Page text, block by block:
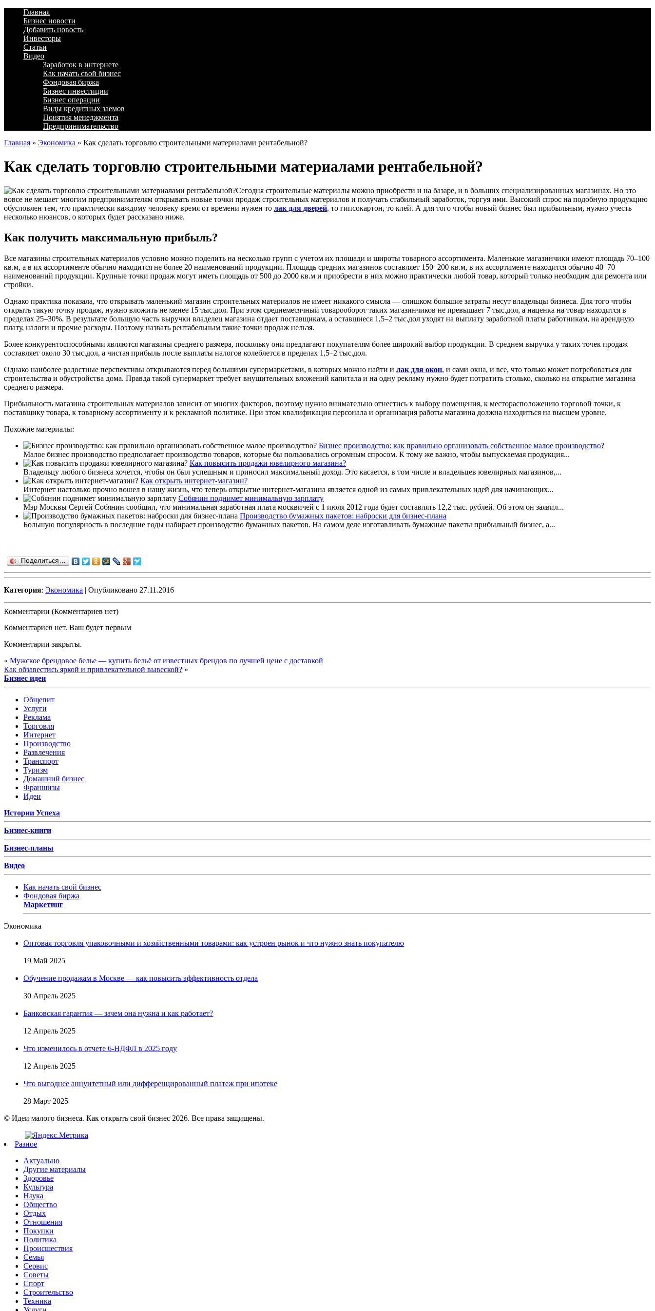
Главная
Бизнес новости
Добавить новость
Инвесторы
Статьи
Видео
Заработок в интернете
Как начать свой бизнес
Фондовая биржа
Бизнес инвестиции
Бизнес операции
Виды кредитных заемов
Понятия менеджмента
Предпринимательство
Главная » Экономика » Как сделать торговлю строительными материалами рентабельной?
Как сделать торговлю строительными материалами рентабельной?
Сегодня строительные материалы можно приобрести и на базаре, и в больших специализированных магазинах. Но это
вовсе не мешает многим предпринимателям открывать новые точки продаж строительных материалов и получать стабильный заработок, торгуя ими. Высокий спрос на подобную продукцию
обусловлен тем, что практически каждому человеку время от времени нужен то лак для дверей, то гипсокартон, то клей. А для того чтобы новый бизнес был прибыльным, нужно учесть
несколько нюансов, о которых будет рассказано ниже.
Как получить максимальную прибыль?
Все магазины строительных материалов условно можно поделить на несколько групп с учетом их площади и широты товарного ассортимента. Маленькие магазинчики имеют площадь 70–100
кв.м, а в их ассортименте обычно находится не более 20 наименований продукции. Площадь средних магазинов составляет 150–200 кв.м, в их ассортименте находится обычно 40–70
наименований продукции. Крупные точки продаж могут иметь площадь от 500 до 2000 кв.м и приобрести в них можно практически любой товар, который только необходим для ремонта или
стройки.
Однако практика показала, что открывать маленький магазин строительных материалов не имеет никакого смысла — слишком большие затраты несут владельцы бизнеса. Для того чтобы
открыть такую точку продаж, нужно вложить не менее 15 тыс.дол. При этом среднемесячный товарооборот таких магазинчиков не превышает 7 тыс.дол, а наценка на товар находится в
пределах 25–30%. В результате большую часть выручки владелец магазина отдает поставщикам, а оставшиеся 1,5–2 тыс.дол уходят на выплату заработной платы работникам, на арендную
плату, налоги и прочие расходы. Поэтому назвать рентабельным такие точки продаж нельзя.
Более конкурентоспособными являются магазины среднего размера, поскольку они предлагают покупателям более широкий выбор продукции. В среднем выручка у таких точек продаж
составляет около 30 тыс.дол, а чистая прибыль после выплаты налогов колеблется в пределах 1,5–2 тыс.дол.
Однако наиболее радостные перспективы открываются перед большими супермаркетами, в которых можно найти и лак для окон, и сами окна, и все, что только может потребоваться для
строительства и обустройства дома. Правда такой супермаркет требует внушительных вложений капитала и на одну рекламу нужно будет потратить столько, сколько на открытие магазина
среднего размера.
Прибыльность магазина строительных материалов зависит от многих факторов, поэтому нужно внимательно отнестись к выбору помещения, к месторасположению торговой точки, к
поставщику товара, к товарному ассортименту и к рекламной политике. При этом квалификация персонала и организация работы магазина должна находиться на высшем уровне.
Похожие материалы:
Бизнес производство: как правильно организовать собственное малое производство?
Малое бизнес производство предполагает производство товаров, которые бы пользовались огромным спросом. К тому же важно, чтобы выпускаемая продукция...
Как повысить продажи ювелирного магазина?
Владельцу любого бизнеса хочется, чтобы он был успешным и приносил максимальный доход. Это касается, в том числе и владельцев ювелирных магазинов,...
Как открыть интернет-магазин?
Интернет настолько прочно вошел в нашу жизнь, что теперь открытие интернет-магазина является одной из самых привлекательных идей для начинающих...
Собянин поднимет минимальную зарплату
Мэр Москвы Сергей Собянин сообщил, что минимальная заработная плата москвичей с 1 июля 2012 года будет составлять 12,2 тыс. рублей. Об этом он заявил...
Производство бумажных пакетов: наброски для бизнес-плана
Большую популярность в последние годы набирает производство бумажных пакетов. На самом деле изготавливать бумажные пакеты прибыльный бизнес, а...
Поделиться…
Категория: Экономика | Опубликовано 27.11.2016
Комментарии (Комментариев нет)
Комментариев нет. Ваш будет первым
Комментарии закрыты.
« Мужское брендовое белье — купить бельё от известных брендов по лучшей цене с доставкой
Как обзавестись яркой и привлекательной вывеской? »
Бизнес идеи
Общепит
Услуги
Реклама
Торговля
Интернет
Производство
Развлечения
Транспорт
Туризм
Домашний бизнес
Франшизы
Идеи
Истории Успеха
Бизнес-книги
Бизнес-планы
Видео
Как начать свой бизнес
Фондовая биржа
Маркетинг
Экономика
Оптовая торговля упаковочными и хозяйственными товарами: как устроен рынок и что нужно знать покупателю
19 Май 2025
Обучение продажам в Москве — как повысить эффективность отдела
30 Апрель 2025
Банковская гарантия — зачем она нужна и как работает?
12 Апрель 2025
Что изменилось в отчете 6-НДФЛ в 2025 году
12 Апрель 2025
Что выгоднее аннуитетный или дифференцированный платеж при ипотеке
28 Март 2025
© Идеи малого бизнеса. Как открыть свой бизнес 2026. Все права защищены.
Разное
Актуально
Другие материалы
Здоровье
Культура
Наука
Общество
Отдых
Отношения
Покупки
Политика
Происшествия
Семья
Сервис
Советы
Спорт
Строительство
Техника